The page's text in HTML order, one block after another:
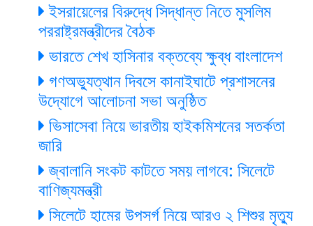
ইসরায়েলের বিরুদ্ধে সিদ্ধান্ত নিতে মুসলিম
পররাষ্ট্রমন্ত্রীদের বৈঠক
ভারতে শেখ হাসিনার বক্তব্যে ক্ষুব্ধ বাংলাদেশ
গণঅভ্যুত্থান দিবসে কানাইঘাটে প্রশাসনের
উদ্যোগে আলোচনা সভা অনুষ্ঠিত
ভিসাসেবা নিয়ে ভারতীয় হাইকমিশনের সতর্কতা
জারি
জ্বালানি সংকট কাটতে সময় লাগবে: সিলেটে
বাণিজ্যমন্ত্রী
সিলেটে হামের উপসর্গ নিয়ে আরও ২ শিশুর মৃত্যু